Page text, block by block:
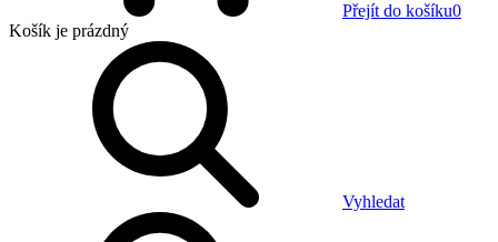
Přejít do košíku0
Košík je prázdný
Vyhledat